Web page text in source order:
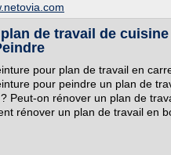
de travail de cuisine
pour plan de travail en
pour peindre un plan de
Peut-on rénover un plan de
rénover un plan de travail en